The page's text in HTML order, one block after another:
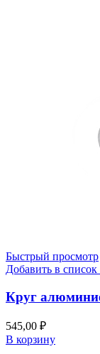
Быстрый просмотр
Добавить в
Круг
545,00 ₽
В корзину